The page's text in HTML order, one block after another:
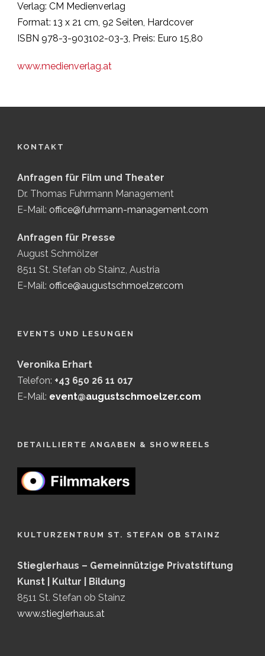
Verlag: CM Medienverlag
Format: 13 x 21 cm, 92 Seiten, Hardcover
ISBN 978-3-903102-03-3, Preis: Euro 15,80
www.medienverlag.at
KONTAKT
Anfragen für Film und Theater
Dr. Thomas Fuhrmann Management
E-Mail: office@fuhrmann-management.com
Anfragen für Presse
August Schmölzer
8511 St. Stefan ob Stainz, Austria
E-Mail: office@augustschmoelzer.com
EVENTS UND LESUNGEN
Veronika Erhart
Telefon: +43 650 26 11 017
E-Mail: event@augustschmoelzer.com
DETAILLIERTE ANGABEN & SHOWREELS
KULTURZENTRUM ST. STEFAN OB STAINZ
Stieglerhaus – Gemeinnützige Privatstiftung
Kunst | Kultur | Bildung
8511 St. Stefan ob Stainz
www.stieglerhaus.at